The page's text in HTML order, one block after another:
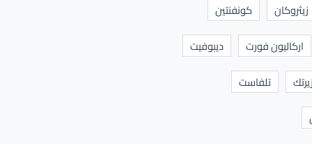
زيثروكان
كونفنتين
اركاليون فورت
ديبوفيت
تلفاست